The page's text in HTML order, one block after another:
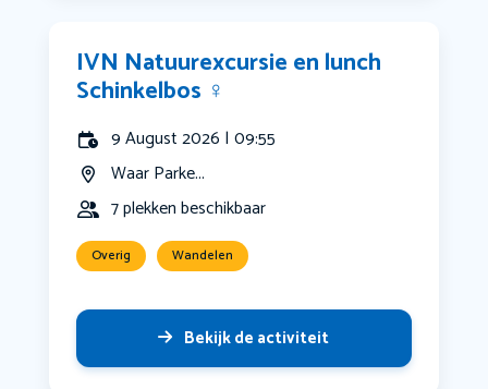
IVN Natuurexcursie en lunch
Schinkelbos ‍♀️
9 August 2026 | 09:55
Waar Parke...
7 plekken beschikbaar
Overig Wandelen
Bekijk de activiteit